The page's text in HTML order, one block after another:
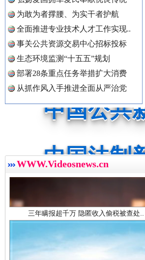
为敢为者撑腰、为实干者护航
全面推进专业技术人才工作实现..
事关公共资源交易中心招标投标
生态环境监测“十五五”规划
部署28条重点任务举措扩大消费
从抓作风入手推进全面从严治党
中国公民
中国公共
中国法
中国法治
中国法院
WWW.Videosnews.cn
红船起航处 潮起向未来
三年瞒报超千万 隐匿收入偷税被查处..